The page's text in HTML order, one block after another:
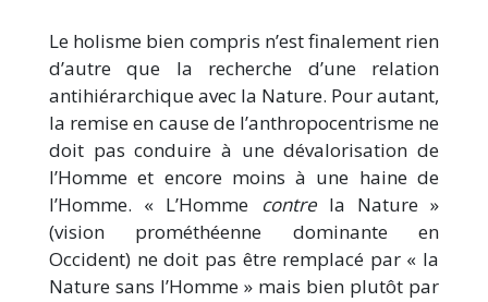
Le holisme bien compris n’est finalement rien
d’autre que la recherche d’une relation
antihiérarchique avec la Nature. Pour autant,
la remise en cause de l’anthropocentrisme ne
doit pas conduire à une dévalorisation de
l’Homme et encore moins à une haine de
l’Homme. « L’Homme
contrela Nature »
(vision prométhéenne dominante en
Occident) ne doit pas être remplacé par « la
Nature sans l’Homme » mais bien plutôt par